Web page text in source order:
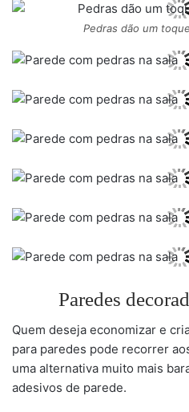
Pedras dão um
Paredes
Quem deseja economizar e
para paredes pode recorrer
uma alternativa muito mais
adesivos de parede.